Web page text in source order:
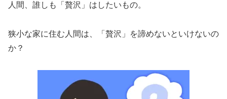
人間、誰しも「贅沢」はしたいもの。
狭小な家に住む人間は、「贅沢」を諦めないといけないの
か？